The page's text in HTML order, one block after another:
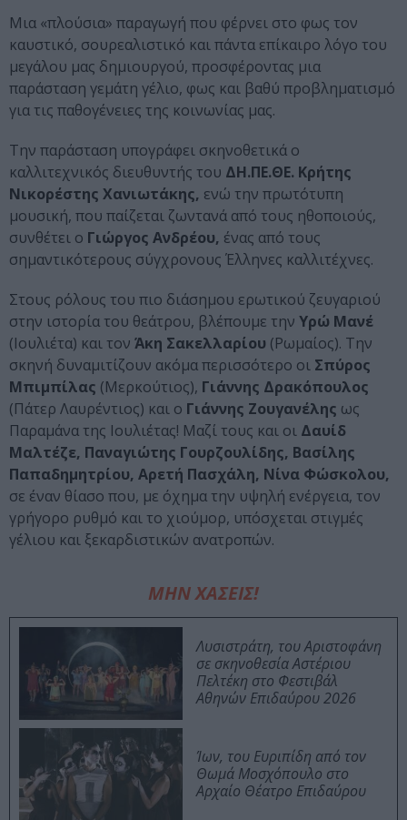
Μια «πλούσια» παραγωγή που φέρνει στο φως τον
καυστικό, σουρεαλιστικό και πάντα επίκαιρο λόγο του
μεγάλου μας δημιουργού, προσφέροντας μια
παράσταση γεμάτη γέλιο, φως και βαθύ προβληματισμό
για τις παθογένειες της κοινωνίας μας.
Την παράσταση υπογράφει σκηνοθετικά ο
καλλιτεχνικός διευθυντής του ΔΗ.ΠΕ.ΘΕ. Κρήτης
Νικορέστης Χανιωτάκης, ενώ την πρωτότυπη
μουσική, που παίζεται ζωντανά από τους ηθοποιούς,
συνθέτει ο Γιώργος Ανδρέου, ένας από τους
σημαντικότερους σύγχρονους Έλληνες καλλιτέχνες.
Στους ρόλους του πιο διάσημου ερωτικού ζευγαριού
στην ιστορία του θεάτρου, βλέπουμε την Υρώ Μανέ
(Ιουλιέτα) και τον Άκη Σακελλαρίου (Ρωμαίος). Την
σκηνή δυναμιτίζουν ακόμα περισσότερο οι Σπύρος
Μπιμπίλας (Μερκούτιος), Γιάννης Δρακόπουλος
(Πάτερ Λαυρέντιος) και ο Γιάννης Ζουγανέλης ως
Παραμάνα της Ιουλιέτας! Μαζί τους και οι Δαυίδ
Μαλτέζε, Παναγιώτης Γουρζουλίδης, Βασίλης
Παπαδημητρίου, Αρετή Πασχάλη, Νίνα Φώσκολου,
σε έναν θίασο που, με όχημα την υψηλή ενέργεια, τον
γρήγορο ρυθμό και το χιούμορ, υπόσχεται στιγμές
γέλιου και ξεκαρδιστικών ανατροπών.
ΜΗΝ ΧΑΣΕΙΣ!
Λυσιστράτη, του Αριστοφάνη
σε σκηνοθεσία Αστέριου
Πελτέκη στο Φεστιβάλ
Αθηνών Επιδαύρου 2026
Ίων, του Ευριπίδη από τον
Θωμά Μοσχόπουλο στο
Αρχαίο Θέατρο Επιδαύρου